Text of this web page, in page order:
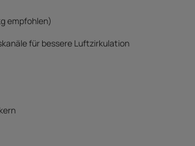
empfohlen)
für bessere Luftzirkulation